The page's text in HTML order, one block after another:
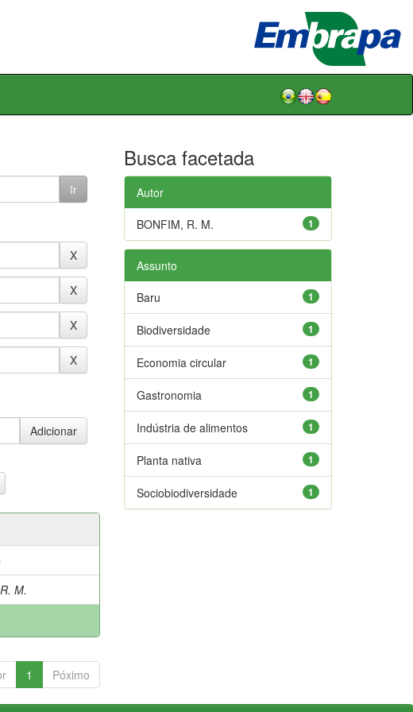
M.
1 Póximo
Busca facetada
Autor
1
BONFIM, R. M.
Assunto
1
Baru
1
Biodiversidade
1
Economia circular
1
Gastronomia
1
Indústria de alimentos
1
Planta nativa
1
Sociobiodiversidade